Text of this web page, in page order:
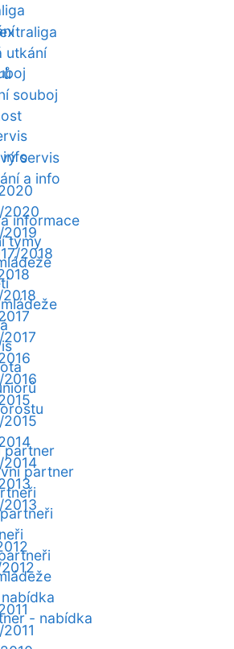
utkání
souboj
servis
a info
informace
týmy
partner
partner
- nabídka
info
2020
2018
2014